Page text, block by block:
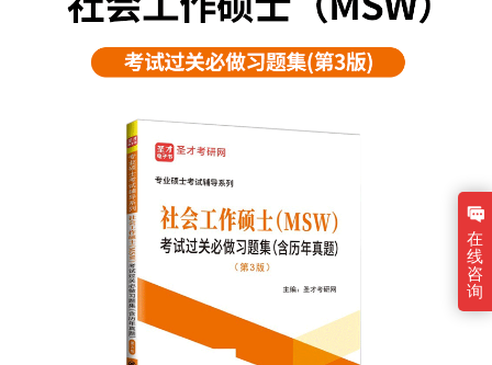
在
线
咨
询